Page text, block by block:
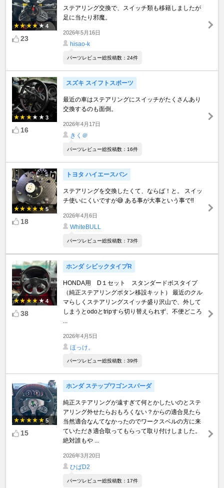
4
23
ステアリング交換で、スイッチ類も移籍しましたが
足に当たり邪魔。
2026年5月16日
hisao-k
パーツレビュー総投稿数：24件
3
16
スズキ スイフトスポーツ
最近の車はステアリングにスイッチがたくさんあり
交換するのも面倒。
2026年4月17日
きく＠
パーツレビュー総投稿数：16件
5
18
トヨタ ハイエースバン
ステアリングを交換したくて、ならば！と。 スイッ
チ使いにくいですが😅 ある事が大事という事で‼️
2026年4月6日
WhiteBULL
パーツレビュー総投稿数：73件
4
38
ホンダ シビックタイプR
HONDA用 D１セット スタンダードボスタイプ
（純正ステアリングボタン移設キット） 最近のクル
マらしくステアリングスイッチ盛り沢山で、外して
しまうとodoとtripすら切り替えられず、不便どころ
2026年4月5日
ほっけ。
パーツレビュー総投稿数：39件
5
15
ホンダ ステップワゴンスパーダ
純正ステアリングが遠すぎて何とかしたいのとステ
アリング外せたらおもろくない？からの適合見たら
当然適合なんてなかったのでワークスベルの方に来
ていただき適合取ってもらって取り付けしました。
絶対誰もや ...
2026年3月20日
ひばD2
パーツレビュー総投稿数：17件